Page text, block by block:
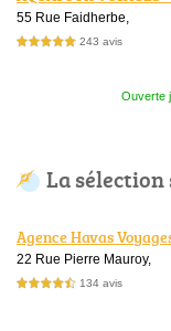
voyages à Lille
55 Rue Faidherbe,
5,0 étoiles sur 5 243 avis
Ouverte
La
Agence Havas
22 Rue Pierre Mauroy,
4,5 étoiles sur 5 134 avis